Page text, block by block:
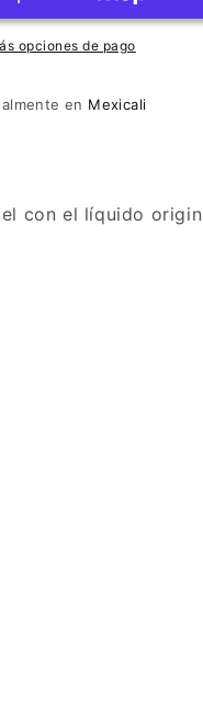
opciones de pago
en Mexicali
con el líquido